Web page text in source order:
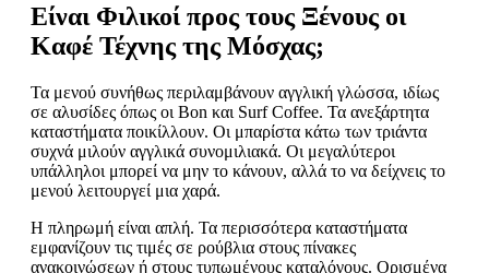
Είναι Φιλικοί προς τους Ξένους οι
Καφέ Τέχνης της Μόσχας;
Τα μενού συνήθως περιλαμβάνουν αγγλική γλώσσα, ιδίως
σε αλυσίδες όπως οι Bon και Surf Coffee. Τα ανεξάρτητα
καταστήματα ποικίλλουν. Οι μπαρίστα κάτω των τριάντα
συχνά μιλούν αγγλικά συνομιλιακά. Οι μεγαλύτεροι
υπάλληλοι μπορεί να μην το κάνουν, αλλά το να δείχνεις το
μενού λειτουργεί μια χαρά.
Η πληρωμή είναι απλή. Τα περισσότερα καταστήματα
εμφανίζουν τις τιμές σε ρούβλια στους πίνακες
ανακοινώσεων ή στους τυπωμένους καταλόγους. Ορισμένα